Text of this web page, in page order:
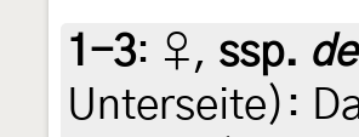
1-3: ♀, ssp.
Unterseite):